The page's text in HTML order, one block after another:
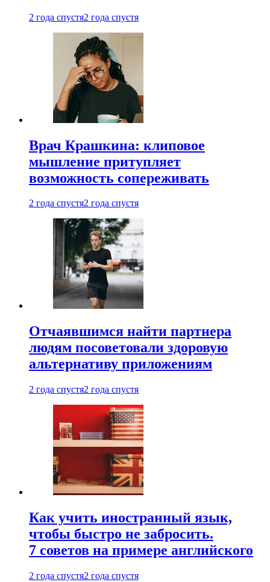
2 года спустя2 года спустя
Врач Крашкина: клиповое
мышление притупляет
возможность сопереживать
2 года спустя2 года спустя
Отчаявшимся найти партнера
людям посоветовали здоровую
альтернативу приложениям
2 года спустя2 года спустя
Как учить иностранный язык,
чтобы быстро не забросить.
7 советов на примере английского
2 года спустя2 года спустя